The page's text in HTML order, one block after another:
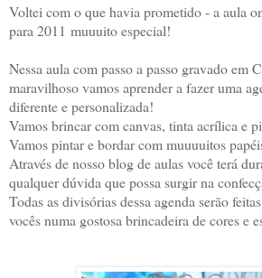
Voltei com o que havia prometido - a aula
para 2011 muuuito especial!
Nessa aula com passo a passo gravado em
maravilhoso vamos aprender a fazer uma
diferente e personalizada!
Vamos brincar com canvas, tinta acrílica e
Vamos pintar e bordar com muuuuitos
Através de nosso blog de aulas você terá
qualquer dúvida que possa surgir na
Todas as divisórias dessa agenda serão
vocês numa gostosa brincadeira de cores e